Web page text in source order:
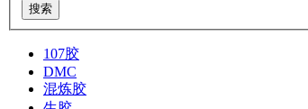
搜索
107胶
DMC
混炼胶